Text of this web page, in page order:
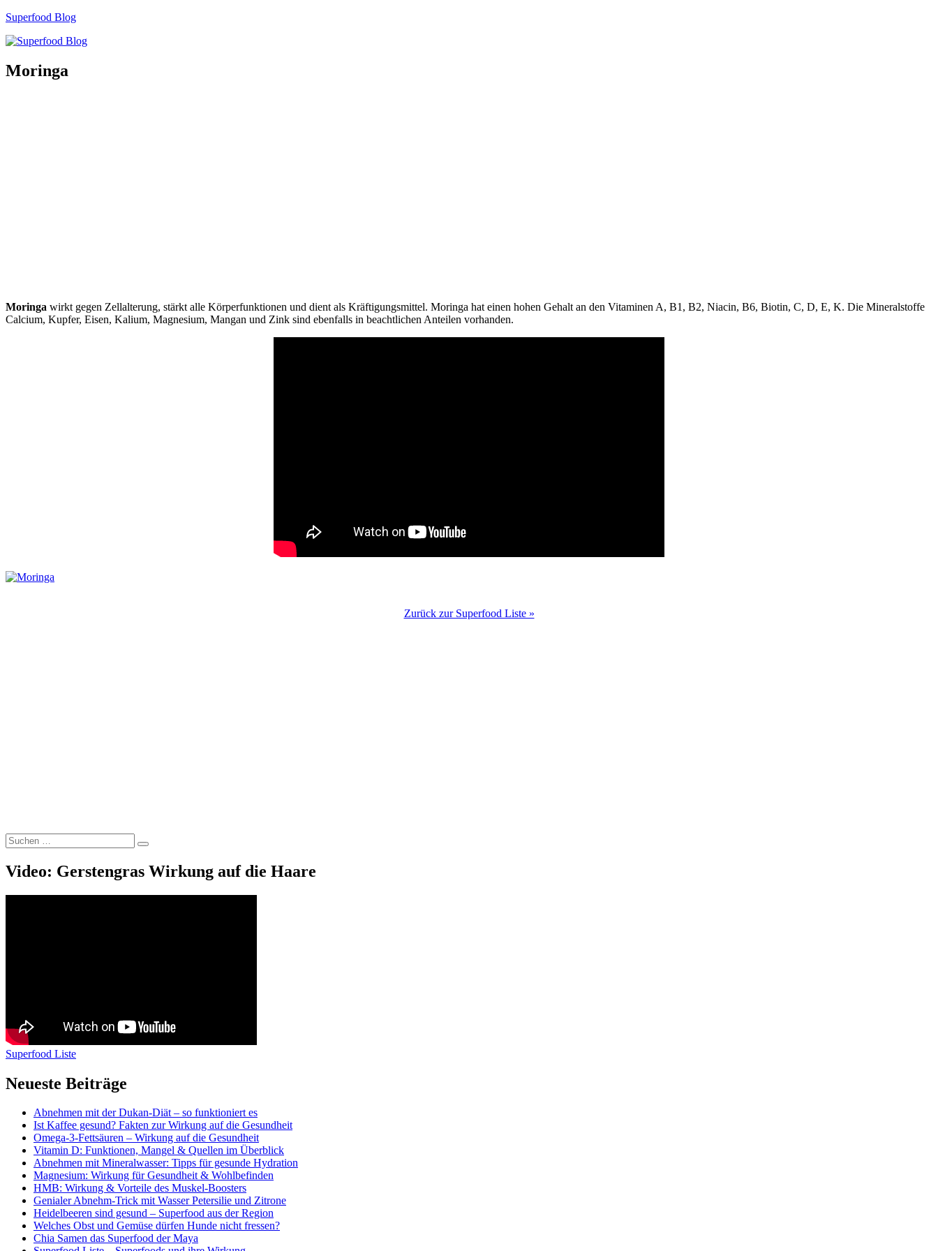
Zum
springen
Superfood Blog
Moringa
Moringa wirkt gegen Zellalterung, stärkt alle Körperfunktionen und dient als Kräftigungsmittel. Moringa hat einen hohen Gehalt an den Vitaminen A, B1, B2, Niacin, B6, Biotin, C, D, E, K. Die Mineralstoffe
Calcium, Kupfer, Eisen, Kalium, Magnesium, Mangan und Zink sind ebenfalls in beachtlichen Anteilen vorhanden.
Zurück zur Superfood Liste »
Suche
nach:
Suchen
Video: Gerstengras Wirkung auf die Haare
Superfood Liste
Neueste Beiträge
Abnehmen mit der Dukan-Diät – so funktioniert es
Ist Kaffee gesund? Fakten zur Wirkung auf die Gesundheit
Omega-3-Fettsäuren – Wirkung auf die Gesundheit
Vitamin D: Funktionen, Mangel & Quellen im Überblick
Abnehmen mit Mineralwasser: Tipps für gesunde Hydration
Magnesium: Wirkung für Gesundheit & Wohlbefinden
HMB: Wirkung & Vorteile des Muskel-Boosters
Genialer Abnehm-Trick mit Wasser Petersilie und Zitrone
Heidelbeeren sind gesund – Superfood aus der Region
Welches Obst und Gemüse dürfen Hunde nicht fressen?
Chia Samen das Superfood der Maya